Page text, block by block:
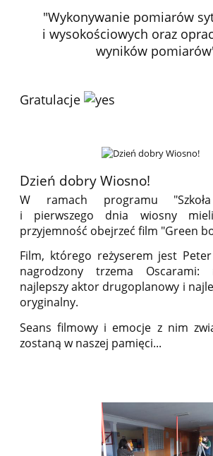
"Wykonywanie pomiarów
i wysokościowych oraz
wyników
Gratulacje
Dzień dobry Wiosno!
W ramach programu
i pierwszego dnia wiosny
przyjemność obejrzeć film "Green
Film, którego reżyserem jest
nagrodzony trzema Oscarami:
najlepszy aktor drugoplanowy i
oryginalny.
Seans filmowy i emocje z nim
zostaną w naszej pamięci...